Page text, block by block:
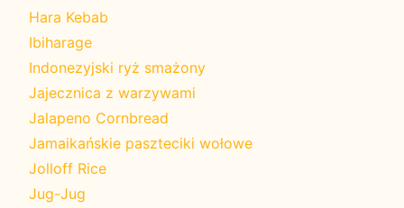
Hara Kebab
Ibiharage
Indonezyjski ryż smażony
Jajecznica z warzywami
Jalapeno Cornbread
Jamaikańskie paszteciki wołowe
Jolloff Rice
Jug-Jug